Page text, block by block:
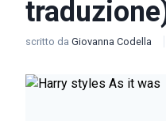
scritto da Giovanna Codella